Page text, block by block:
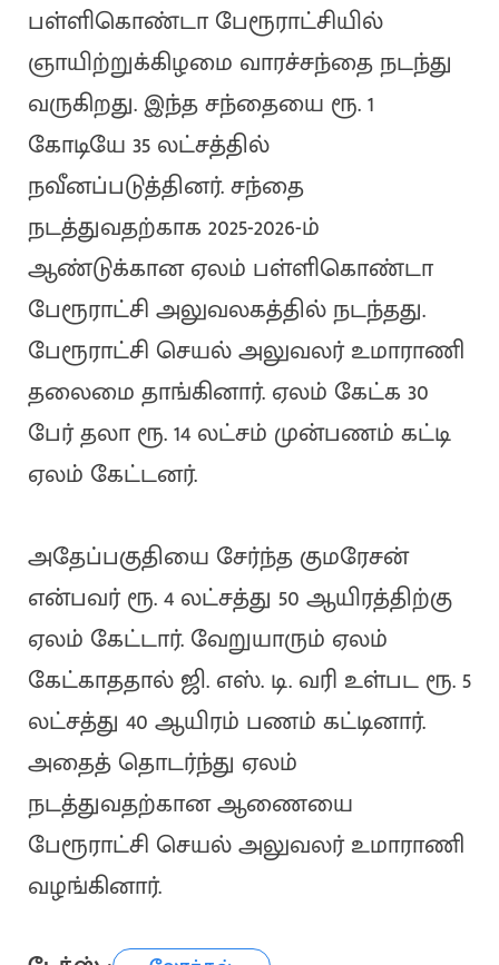
பள்ளிகொண்டா பேரூராட்சியில்
ஞாயிற்றுக்கிழமை வாரச்சந்தை நடந்து
வருகிறது. இந்த சந்தையை ரூ. 1
கோடியே 35 லட்சத்தில்
நவீனப்படுத்தினர். சந்தை
நடத்துவதற்காக 2025-2026-ம்
ஆண்டுக்கான ஏலம் பள்ளிகொண்டா
பேரூராட்சி அலுவலகத்தில் நடந்தது.
பேரூராட்சி செயல் அலுவலர் உமாராணி
தலைமை தாங்கினார். ஏலம் கேட்க 30
பேர் தலா ரூ. 14 லட்சம் முன்பணம் கட்டி
ஏலம் கேட்டனர்.
அதேப்பகுதியை சேர்ந்த குமரேசன்
என்பவர் ரூ. 4 லட்சத்து 50 ஆயிரத்திற்கு
ஏலம் கேட்டார். வேறுயாரும் ஏலம்
கேட்காததால் ஜி. எஸ். டி. வரி உள்பட ரூ. 5
லட்சத்து 40 ஆயிரம் பணம் கட்டினார்.
அதைத் தொடர்ந்து ஏலம்
நடத்துவதற்கான ஆணையை
பேரூராட்சி செயல் அலுவலர் உமாராணி
வழங்கினார்.